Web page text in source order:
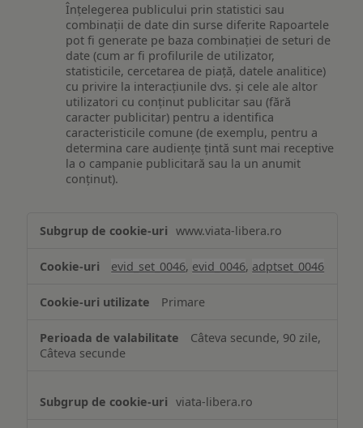
Înțelegerea publicului prin statistici sau
combinații de date din surse diferite Rapoartele
pot fi generate pe baza combinației de seturi de
date (cum ar fi profilurile de utilizator,
statisticile, cercetarea de piață, datele analitice)
cu privire la interacțiunile dvs. și cele ale altor
utilizatori cu conținut publicitar sau (fără
caracter publicitar) pentru a identifica
caracteristicile comune (de exemplu, pentru a
determina care audiențe țintă sunt mai receptive
la o campanie publicitară sau la un anumit
conținut).
www.viata-libera.ro
evid_set_0046, evid_0046, adptset_0046
Primare
Câteva secunde, 90 zile,
Câteva secunde
viata-libera.ro